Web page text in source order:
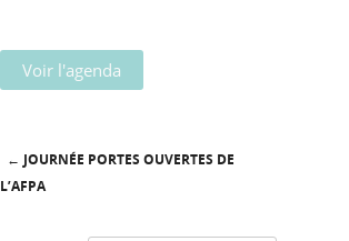
Voir l'agenda
Post navigation
← JOURNÉE PORTES OUVERTES DE
L’AFPA